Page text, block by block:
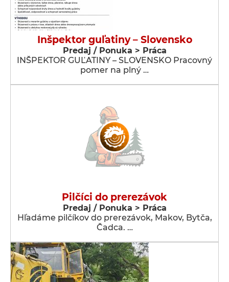
Inšpektor guľatiny – Slovensko
Predaj / Ponuka > Práca
INŠPEKTOR GUĽATINY – SLOVENSKO Pracovný
pomer na plný …
Pilčíci do prerezávok
Predaj / Ponuka > Práca
Hľadáme pilčíkov do prerezávok, Makov, Bytča,
Čadca. …